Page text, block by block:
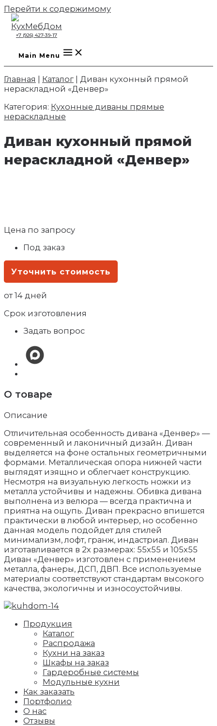
Перейти к содержимому
+7 (926) 427-39-17
Main Menu
Главная Каталог
Диван кухонный прямой
нераскладной «Денвер»
Категория: Кухонные диваны прямые
нераскладные
Диван кухонный прямой
нераскладной «Денвер»
Цена по запросу
Под заказ
Уточнить стоимость
от 14 дней
Срок изготовления
Задать вопрос
О товаре
Описание
Отличительная особенность дивана «Денвер» —
современный и лаконичный дизайн. Диван
выделяется на фоне остальных геометричными
формами. Металлическая опора нижней части
выглядят изящно и облегчает конструкцию.
Несмотря на визуальную легкость ножки из
металла устойчивы и надежны. Обивка дивана
выполнена из велюра — всегда практична и
приятна на ощупь. Диван прекрасно впишется
практически в любой интерьер, но особенно
данная модель подойдет для стилей
минимализм, лофт, гранж, индастриал. Диван
изготавливается в 2х размерах: 55х55 и 105х55
Диван «Денвер» изготовлен с применением
металла, фанеры, ДСП, ДВП. Все используемые
материалы соответствуют стандартам высокого
качества, экологичны и износоустойчивы.
Продукция
Каталог
Распродажа
Кухни на заказ
Шкафы на заказ
Гардеробные системы
Модульные кухни
Как заказать
Портфолио
О нас
Отзывы